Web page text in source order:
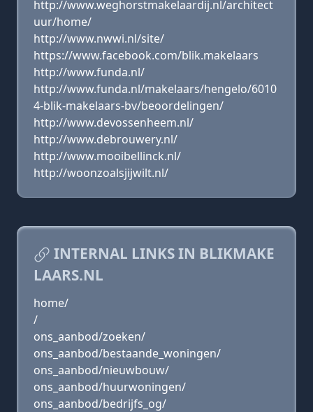
http://www.weghorstmakelaardij.nl/architect
uur/home/
http://www.nwwi.nl/site/
https://www.facebook.com/blik.makelaars
http://www.funda.nl/
http://www.funda.nl/makelaars/hengelo/6010
4-blik-makelaars-bv/beoordelingen/
http://www.devossenheem.nl/
http://www.debrouwery.nl/
http://www.mooibellinck.nl/
http://woonzoalsjijwilt.nl/
INTERNAL LINKS IN BLIKMAKE
LAARS.NL
home/
/
ons_aanbod/zoeken/
ons_aanbod/bestaande_woningen/
ons_aanbod/nieuwbouw/
ons_aanbod/huurwoningen/
ons_aanbod/bedrijfs_og/